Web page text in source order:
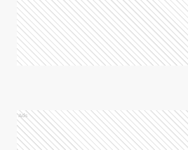
Ads